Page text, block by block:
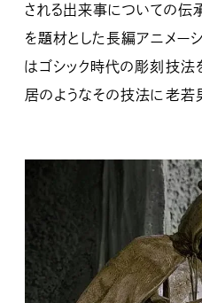
される出来事についての伝
を題材とした長編アニメー
はゴシック時代の彫刻技法
居のようなその技法に老若